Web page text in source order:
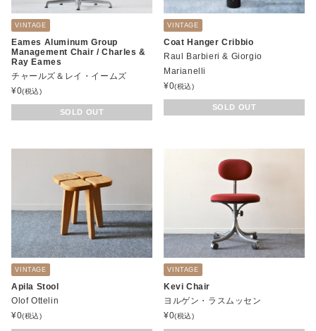
VINTAGE
Eames Aluminum Group
Management Chair / Charles &
Ray Eames
チャールズ＆レイ・イームズ
¥0(税込)
SOLD OUT
VINTAGE
Coat Hanger Cribbio
Raul Barbieri & Giorgio
Marianelli
¥0(税込)
SOLD OUT
VINTAGE
Apila Stool
Olof Ottelin
¥0(税込)
VINTAGE
Kevi Chair
ヨルゲン・ラスムッセン
¥0(税込)